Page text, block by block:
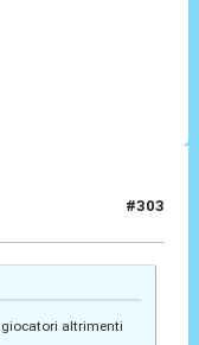
#303
giocatori altrimenti